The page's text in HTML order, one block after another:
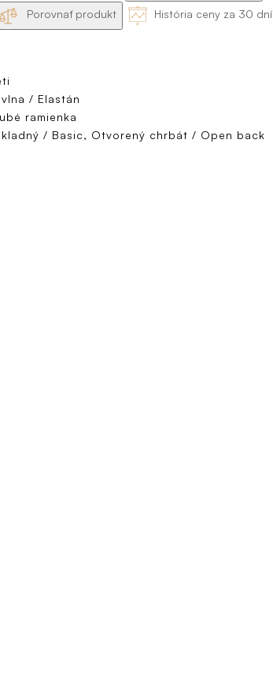
Porovnať produkt História ceny za 30 dní
/ Elastán
ramienka
/ Basic, Otvorený chrbát / Open back